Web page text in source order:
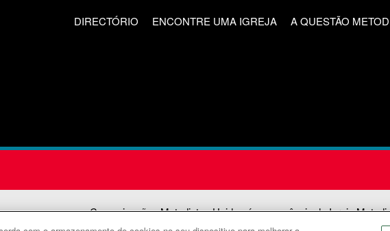
DIRECTÓRIO ENCONTRE UMA IGREJA A QUESTÃO
Comunicações Metodistas Unidas é uma agência da Igreja